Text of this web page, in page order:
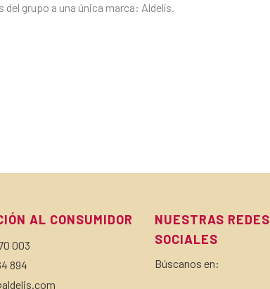
grupo a una única marca: Aldelís.
AL CONSUMIDOR
003
894
NUESTRAS REDES
SOCIALES
Búscanos en: